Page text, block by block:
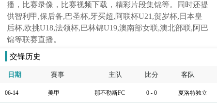
播，比赛录像，比赛视频下载，精彩片段集锦等。同时还提
供智利甲,保后备,巴圣杯,牙买超,阿联杯U21,贺岁杯,日本皇
后杯,欧挑U18,法领杯,巴林锦U19,澳南部女联,澳北部联,阿巴
锦等联赛直播。
交锋历史
日期 賽事 主队 比分 客队
06-14 美甲 那不勒斯FC 0 - 0 夏洛特独立